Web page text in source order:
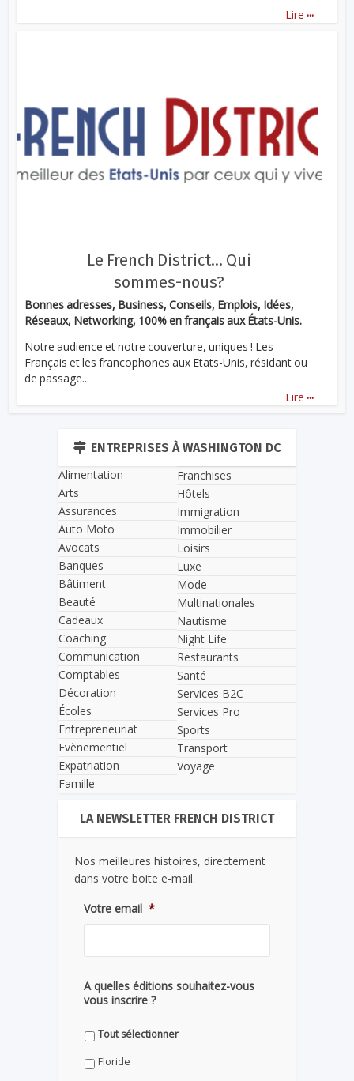
Lire ...
Le French District… Qui
sommes-nous?
Bonnes adresses, Business, Conseils, Emplois, Idées,
Réseaux, Networking, 100% en français aux États-Unis.
Notre audience et notre couverture, uniques ! Les
Français et les francophones aux Etats-Unis, résidant ou
de passage...
Lire ...
ENTREPRISES À WASHINGTON DC
Alimentation
Arts
Assurances
Auto Moto
Avocats
Banques
Bâtiment
Beauté
Cadeaux
Coaching
Communication
Comptables
Décoration
Écoles
Entrepreneuriat
Evènementiel
Expatriation
Famille
Franchises
Hôtels
Immigration
Immobilier
Loisirs
Luxe
Mode
Multinationales
Nautisme
Night Life
Restaurants
Santé
Services B2C
Services Pro
Sports
Transport
Voyage
LA NEWSLETTER FRENCH DISTRICT
Nos meilleures histoires, directement
dans votre boite e-mail.
Votre email *
A quelles éditions souhaitez-vous
vous inscrire ?
Tout sélectionner
Floride